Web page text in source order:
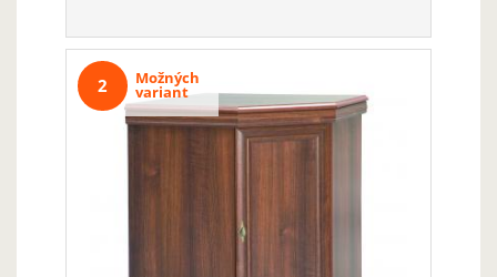
Možných
variant
2